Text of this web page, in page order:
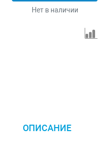
Нет в наличии
ОПИСАНИЕ